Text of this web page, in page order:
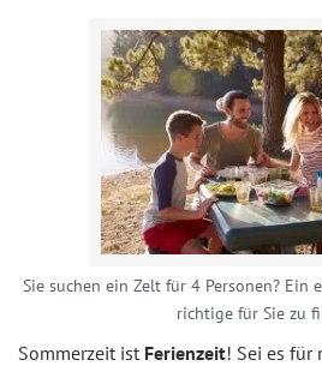
Sie suchen ein Zelt für 4 Personen? Ein
richtige für Sie zu
Sommerzeit ist Ferienzeit! Sei es für